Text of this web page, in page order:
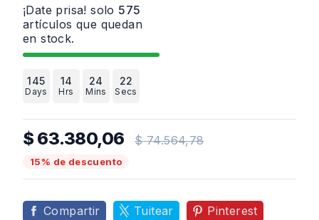
¡Date prisa! solo 575
artículos que quedan
en stock.
145
Days
14
Hrs
24
Mins
21
Secs
$ 63.380,06 $ 74.564,78
15% de descuento
Compartir Tuitear Pinterest